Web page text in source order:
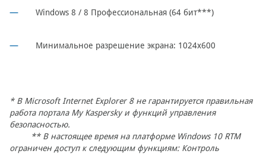
Windows 8 / 8 Профессиональная (64 бит***)
Минимальное разрешение экрана: 1024x600
* В Microsoft Internet Explorer 8 не гарантируется правильная
работа портала My Kaspersky и функций управления
безопасностью.
** В настоящее время на платформе Windows 10 RTM
ограничен доступ к следующим функциям: Контроль